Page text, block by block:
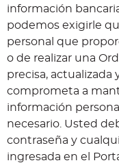
información
podemos exigirle
personal que
o de realizar una
precisa, actualizada
comprometa a
información
necesario. Usted
contraseña y
ingresada en el